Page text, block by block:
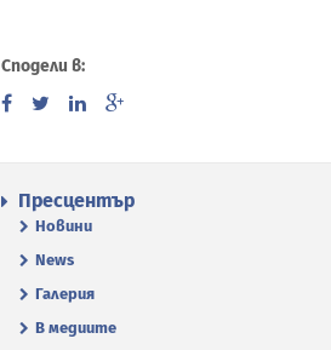
Сподели в:
Пресцентър
Новини
News
Галерия
В медиите